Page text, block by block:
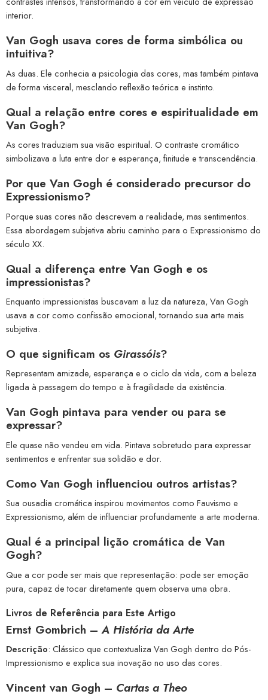
interior.
Van Gogh usava cores de forma simbólica ou
intuitiva?
As duas. Ele conhecia a psicologia das cores, mas também pintava
de forma visceral, mesclando reflexão teórica e instinto.
Qual a relação entre cores e espiritualidade em
Van Gogh?
As cores traduziam sua visão espiritual. O contraste cromático
simbolizava a luta entre dor e esperança, finitude e transcendência.
Por que Van Gogh é considerado precursor do
Expressionismo?
Porque suas cores não descrevem a realidade, mas sentimentos.
Essa abordagem subjetiva abriu caminho para o Expressionismo do
século XX.
Qual a diferença entre Van Gogh e os
impressionistas?
Enquanto impressionistas buscavam a luz da natureza, Van Gogh
usava a cor como confissão emocional, tornando sua arte mais
subjetiva.
O que significam os Girassóis?
Representam amizade, esperança e o ciclo da vida, com a beleza
ligada à passagem do tempo e à fragilidade da existência.
Van Gogh pintava para vender ou para se
expressar?
Ele quase não vendeu em vida. Pintava sobretudo para expressar
sentimentos e enfrentar sua solidão e dor.
Como Van Gogh influenciou outros artistas?
Sua ousadia cromática inspirou movimentos como Fauvismo e
Expressionismo, além de influenciar profundamente a arte moderna.
Qual é a principal lição cromática de Van
Gogh?
Que a cor pode ser mais que representação: pode ser emoção
pura, capaz de tocar diretamente quem observa uma obra.
Livros de Referência para Este Artigo
Ernst Gombrich –A História da Arte
Descrição: Clássico que contextualiza Van Gogh dentro do Pós-
Impressionismo e explica sua inovação no uso das cores.
Vincent van Gogh – Cartas a Theo